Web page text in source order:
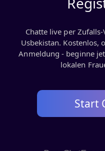
Chatte live per
Usbekistan. Kostenlos,
Anmeldung - beginne
lokalen
Start